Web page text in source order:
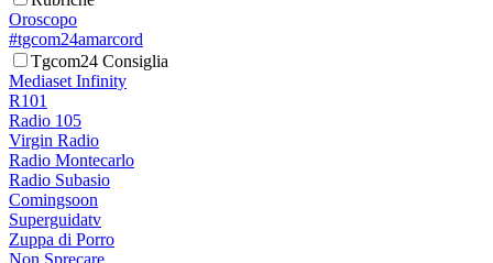
Oroscopo
#tgcom24amarcord
Tgcom24 Consiglia
Mediaset Infinity
R101
Radio 105
Virgin Radio
Radio Montecarlo
Radio Subasio
Comingsoon
Superguidatv
Zuppa di Porro
Non Sprecare